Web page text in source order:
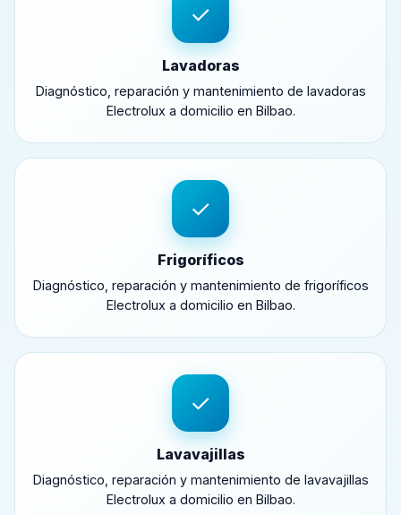
✓
Lavadoras
Diagnóstico, reparación y mantenimiento de lavadoras
Electrolux a domicilio en Bilbao.
✓
Frigoríficos
Diagnóstico, reparación y mantenimiento de frigoríficos
Electrolux a domicilio en Bilbao.
✓
Lavavajillas
Diagnóstico, reparación y mantenimiento de lavavajillas
Electrolux a domicilio en Bilbao.